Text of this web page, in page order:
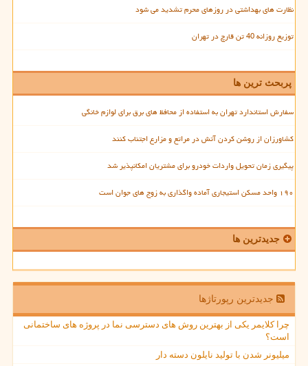
نظارت های بهداشتی در روزهای محرم تشدید می شود
توزیع روزانه 40 تن قارچ در تهران
پربحث ترین ها
سفارش استاندارد تهران به استفاده از محافظ های برق برای لوازم خانگی
کشاورزان از روشن کردن آتش در مراتع و مزارع اجتناب کنند
پیگیری زمان تحویل واردات خودرو برای مشتریان امکانپذیر شد
۱۹۰ واحد مسکن استیجاری آماده واگذاری به زوج های جوان است
جدیدترین ها
جدیدترین رپورتاژها
چرا کلایمر یکی از بهترین روش های دسترسی نما در پروژه های ساختمانی
است؟
میلیونر شدن با تولید نایلون دسته دار